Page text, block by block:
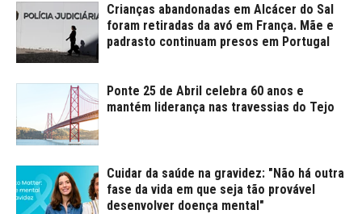
Crianças abandonadas em Alcácer do Sal
foram retiradas da avó em França. Mãe e
padrasto continuam presos em Portugal
Ponte 25 de Abril celebra 60 anos e
mantém liderança nas travessias do Tejo
Cuidar da saúde na gravidez: "Não há outra
fase da vida em que seja tão provável
desenvolver doença mental"